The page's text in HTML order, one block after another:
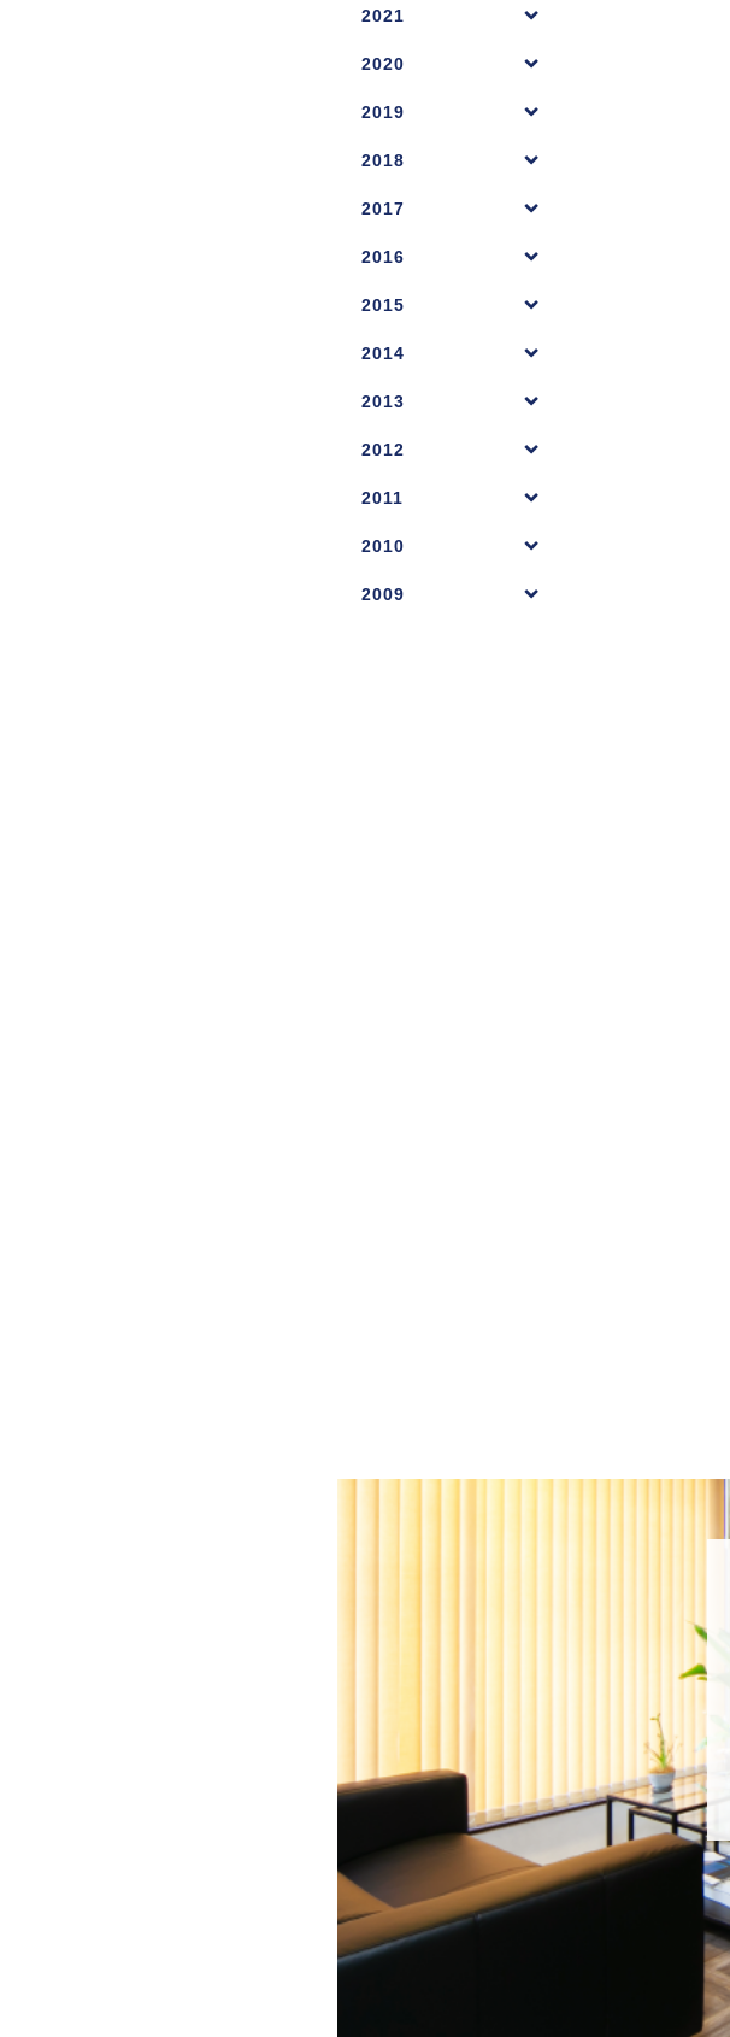
2021
2020
2019
2018
2017
2016
2015
2014
2013
2012
2011
2010
2009